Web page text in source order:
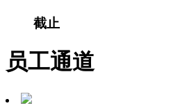
截止
员工通道